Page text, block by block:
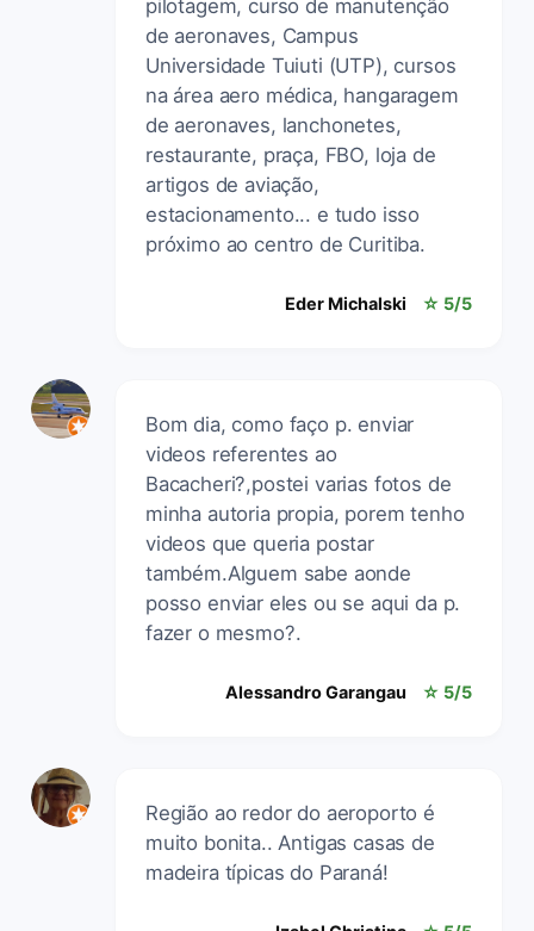
pilotagem, curso de manutenção
de aeronaves, Campus
Universidade Tuiuti (UTP), cursos
na área aero médica, hangaragem
de aeronaves, lanchonetes,
restaurante, praça, FBO, loja de
artigos de aviação,
estacionamento... e tudo isso
próximo ao centro de Curitiba.
Eder Michalski ☆ 5/5
Bom dia, como faço p. enviar
videos referentes ao
Bacacheri?,postei varias fotos de
minha autoria propia, porem tenho
videos que queria postar
também.Alguem sabe aonde
posso enviar eles ou se aqui da p.
fazer o mesmo?.
Alessandro Garangau ☆ 5/5
Região ao redor do aeroporto é
muito bonita.. Antigas casas de
madeira típicas do Paraná!